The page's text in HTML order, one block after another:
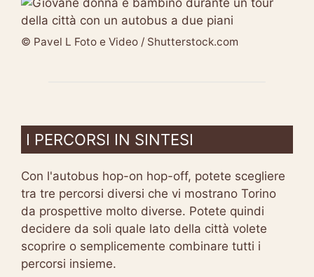
© Pavel L Foto e Video / Shutterstock.com
I PERCORSI IN SINTESI
Con l'autobus hop-on hop-off, potete scegliere
tra tre percorsi diversi che vi mostrano Torino
da prospettive molto diverse. Potete quindi
decidere da soli quale lato della città volete
scoprire o semplicemente combinare tutti i
percorsi insieme.